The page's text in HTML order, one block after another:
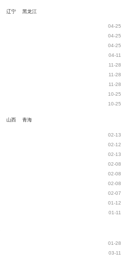
辽宁 黑龙江
04-25
04-25
04-25
04-11
11-28
11-28
11-28
10-25
10-25
山西 青海
02-13
02-12
02-13
02-08
02-08
02-08
02-07
01-12
01-11
01-28
03-11